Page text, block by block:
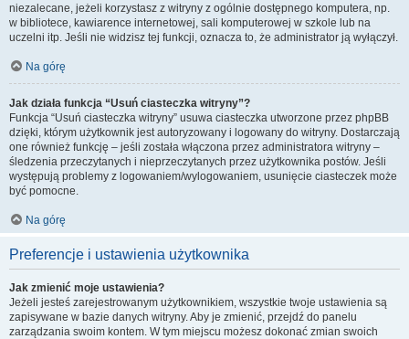
niezalecane, jeżeli korzystasz z witryny z ogólnie dostępnego komputera, np.
w bibliotece, kawiarence internetowej, sali komputerowej w szkole lub na
uczelni itp. Jeśli nie widzisz tej funkcji, oznacza to, że administrator ją wyłączył.
Na górę
Jak działa funkcja “Usuń ciasteczka witryny”?
Funkcja “Usuń ciasteczka witryny” usuwa ciasteczka utworzone przez phpBB
dzięki, którym użytkownik jest autoryzowany i logowany do witryny. Dostarczają
one również funkcję – jeśli została włączona przez administratora witryny –
śledzenia przeczytanych i nieprzeczytanych przez użytkownika postów. Jeśli
występują problemy z logowaniem/wylogowaniem, usunięcie ciasteczek może
być pomocne.
Na górę
Preferencje i ustawienia użytkownika
Jak zmienić moje ustawienia?
Jeżeli jesteś zarejestrowanym użytkownikiem, wszystkie twoje ustawienia są
zapisywane w bazie danych witryny. Aby je zmienić, przejdź do panelu
zarządzania swoim kontem. W tym miejscu możesz dokonać zmian swoich